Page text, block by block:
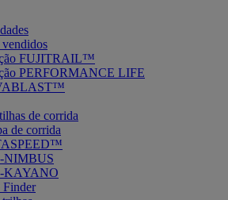
FUJITRAIL™
PERFORMANCE LIFE
de corrida
de corrida
NIMBUS
KAYANO
Finder